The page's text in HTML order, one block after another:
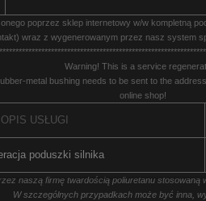
poprzez sklep internetowy w/w kompletną
wraz z wygenerowanym przez nasz system
Warning! This is a service
metal bushing needs to be sent to the
online shop!
OPIS USŁUGI
poduszki silnika
naszą firmę twardością poliuretanu stosowaną
W szczególnych przypadkach może być inna,